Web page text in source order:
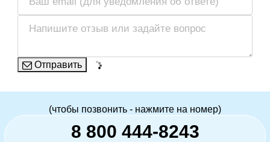
Отправить
(чтобы позвонить - нажмите на номер)
8 800 444-8243